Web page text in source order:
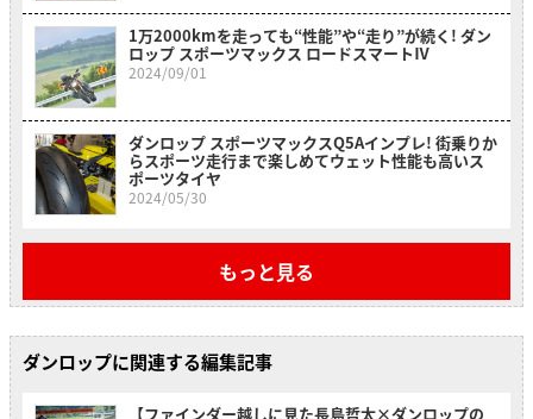
1万2000kmを走っても“性能”や“走り”が続く! ダン
ロップ スポーツマックス ロードスマートⅣ
2024/09/01
ダンロップ スポーツマックスQ5Aインプレ! 街乗りか
らスポーツ走行まで楽しめてウェット性能も高いス
ポーツタイヤ
2024/05/30
もっと見る
ダンロップに関連する編集記事
【ファインダー越しに見た長島哲太×ダンロップの